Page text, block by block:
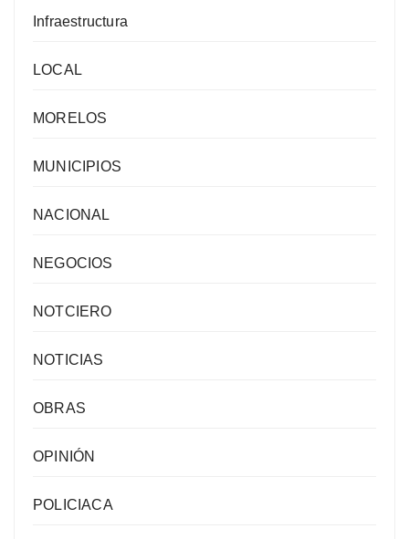
Infraestructura
LOCAL
MORELOS
MUNICIPIOS
NACIONAL
NEGOCIOS
NOTCIERO
NOTICIAS
OBRAS
OPINIÓN
POLICIACA